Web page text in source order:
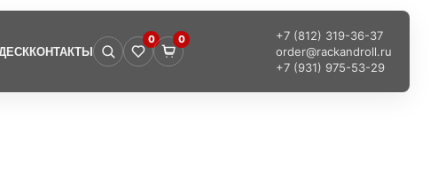
КОНТАКТЫ
0 0
+7 (812) 319-36-37
order@rackandroll.ru
+7 (931) 975-53-29